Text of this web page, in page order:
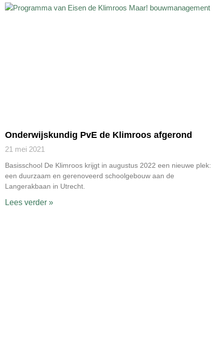
Onderwijskundig PvE de Klimroos afgerond
21 mei 2021
Basisschool De Klimroos krijgt in augustus 2022 een nieuwe plek:
een duurzaam en gerenoveerd schoolgebouw aan de
Langerakbaan in Utrecht.
Lees verder »